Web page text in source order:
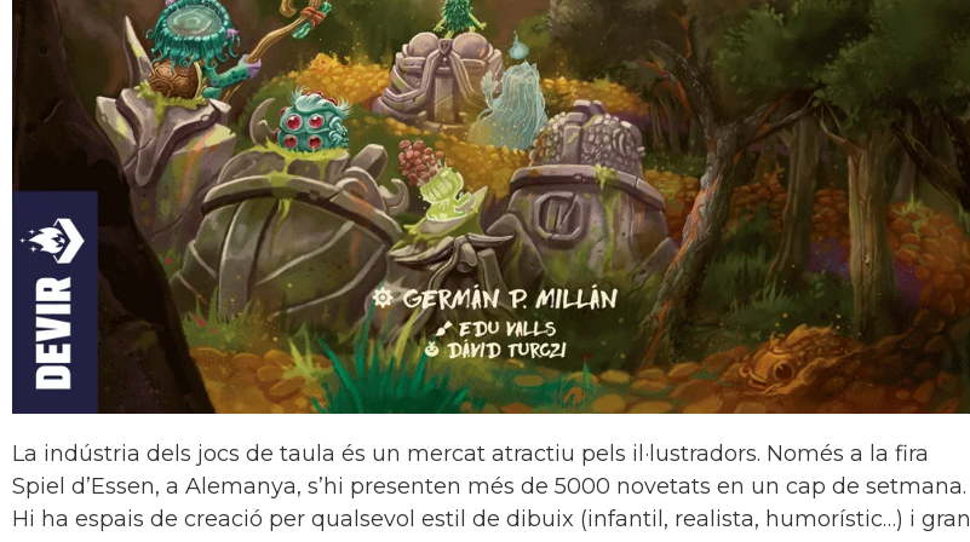
La indústria dels jocs de taula és un mercat atractiu pels il·lustradors. Només a la fira
Spiel d’Essen, a Alemanya, s’hi presenten més de 5000 novetats en un cap de setmana.
Hi ha espais de creació per qualsevol estil de dibuix (infantil, realista, humorístic…) i gran